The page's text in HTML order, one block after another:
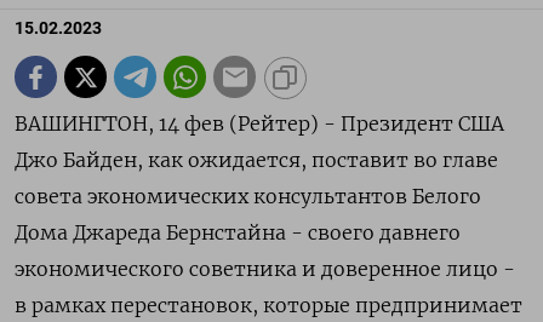
15.02.2023
ВАШИНГТОН, 14 фев (Рейтер) - Президент США
Джо Байден, как ожидается, поставит во главе
совета экономических консультантов Белого
Дома Джареда Бернстайна - своего давнего
экономического советника и доверенное лицо -
в рамках перестановок, которые предпринимает